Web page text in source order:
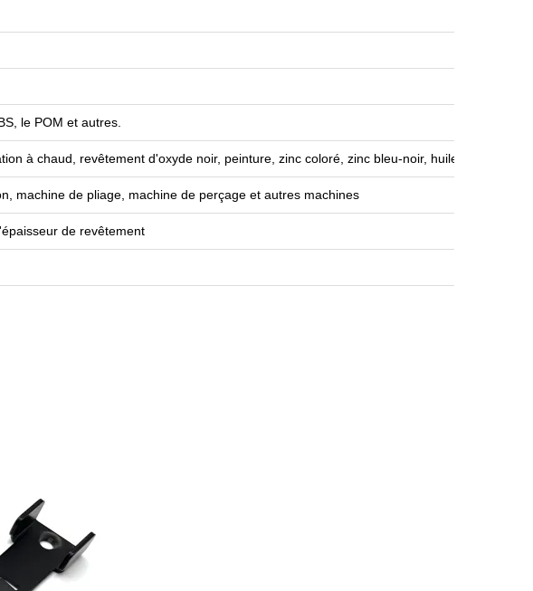
le POM et autres.
à chaud, revêtement d'oxyde noir, peinture, zinc coloré, zinc bleu-noir, huile anti-
machine de pliage, machine de perçage et autres machines
de revêtement